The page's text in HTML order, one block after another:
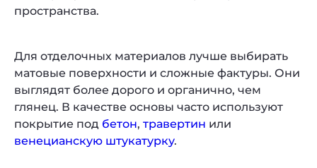
пространства.
Для отделочных материалов лучше выбирать
матовые поверхности и сложные фактуры. Они
выглядят более дорого и органично, чем
глянец. В качестве основы часто используют
покрытие под бетон, травертин или
венецианскую штукатурку.